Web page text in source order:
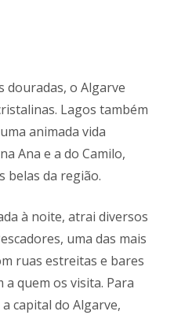
douradas, o Algarve
Lagos também
animada vida
Ana e a do Camilo,
belas da região.
à noite, atrai diversos
uma das mais
ruas estreitas e bares
quem os visita. Para
capital do Algarve,